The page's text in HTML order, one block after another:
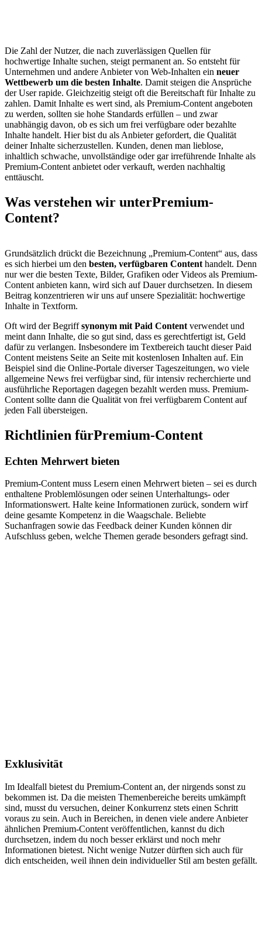
Die Zahl der Nutzer, die nach zuverlässigen Quellen für
hochwertige Inhalte suchen, steigt permanent an. So entsteht für
Unternehmen und andere Anbieter von Web-Inhalten ein neuer
Wettbewerb um die besten Inhalte. Damit steigen die Ansprüche
der User rapide. Gleichzeitig steigt oft die Bereitschaft für Inhalte zu
zahlen. Damit Inhalte es wert sind, als Premium-Content angeboten
zu werden, sollten sie hohe Standards erfüllen – und zwar
unabhängig davon, ob es sich um frei verfügbare oder bezahlte
Inhalte handelt. Hier bist du als Anbieter gefordert, die Qualität
deiner Inhalte sicherzustellen. Kunden, denen man lieblose,
inhaltlich schwache, unvollständige oder gar irreführende Inhalte als
Premium-Content anbietet oder verkauft, werden nachhaltig
enttäuscht.
Was verstehen wir unterPremium-
Content?
Grundsätzlich drückt die Bezeichnung „Premium-Content“ aus, dass
es sich hierbei um den besten, verfügbaren Content handelt. Denn
nur wer die besten Texte, Bilder, Grafiken oder Videos als Premium-
Content anbieten kann, wird sich auf Dauer durchsetzen. In diesem
Beitrag konzentrieren wir uns auf unsere Spezialität: hochwertige
Inhalte in Textform.
Oft wird der Begriffsynonym mit Paid Content verwendet und
meint dann Inhalte, die so gut sind, dass es gerechtfertigt ist, Geld
dafür zu verlangen. Insbesondere im Textbereich taucht dieser Paid
Content meistens Seite an Seite mit kostenlosen Inhalten auf. Ein
Beispiel sind die Online-Portale diverser Tageszeitungen, wo viele
allgemeine News frei verfügbar sind, für intensiv recherchierte und
ausführliche Reportagen dagegen bezahlt werden muss. Premium-
Content sollte dann die Qualität von frei verfügbarem Content auf
jeden Fall übersteigen.
Richtlinien fürPremium-Content
Echten Mehrwert bieten
Premium-Content muss Lesern einen Mehrwert bieten – sei es durch
enthaltene Problemlösungen oder seinen Unterhaltungs- oder
Informationswert. Halte keine Informationen zurück, sondern wirf
deine gesamte Kompetenz in die Waagschale. Beliebte
Suchanfragen sowie das Feedback deiner Kunden können dir
Aufschluss geben, welche Themen gerade besonders gefragt sind.
Exklusivität
Im Idealfall bietest du Premium-Content an, der nirgends sonst zu
bekommen ist. Da die meisten Themenbereiche bereits umkämpft
sind, musst du versuchen, deiner Konkurrenz stets einen Schritt
voraus zu sein. Auch in Bereichen, in denen viele andere Anbieter
ähnlichen Premium-Content veröffentlichen, kannst du dich
durchsetzen, indem du noch besser erklärst und noch mehr
Informationen bietest. Nicht wenige Nutzer dürften sich auch für
dich entscheiden, weil ihnen dein individueller Stil am besten gefällt.